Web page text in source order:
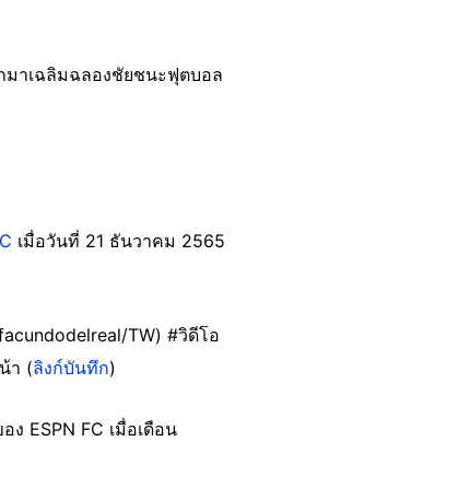
มาเฉลิมฉลองชัยชนะฟุตบอล
เมื่อวันที่ 21 ธันวาคม 2565
TW) #วิดีโอ
า (ลิงก์บันทึก)
ESPN FC เมื่อเดือน